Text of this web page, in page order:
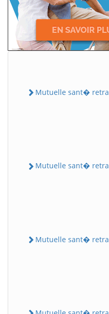
Mutuelle sant�
Mutuelle sant�
Mutuelle sant�